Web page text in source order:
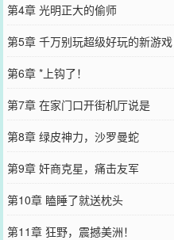
第4章 光明正大的偷师
第5章 千万别玩超级好玩的新游戏
第6章 *上钩了！
第7章 在家门口开街机厅说是
第8章 绿皮神力，沙罗曼蛇
第9章 奸商克星，痛击友军
第10章 瞌睡了就送枕头
第11章 狂野，震撼美洲！